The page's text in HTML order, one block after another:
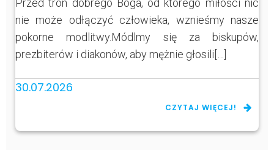
Przed tron dobrego Boga, od którego miłości nic
nie może odłączyć człowieka, wznieśmy nasze
pokorne modlitwy.Módlmy się za biskupów,
prezbiterów i diakonów, aby mężnie głosili[…]
30.07.2026
CZYTAJ WIĘCEJ!